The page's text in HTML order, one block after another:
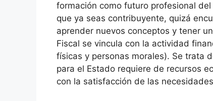
formación como futuro profesional
que ya seas contribuyente, quizá
aprender nuevos conceptos y tener
Fiscal se vincula con la actividad
físicas y personas morales). Se trata
para el Estado requiere de recursos
con la satisfacción de las